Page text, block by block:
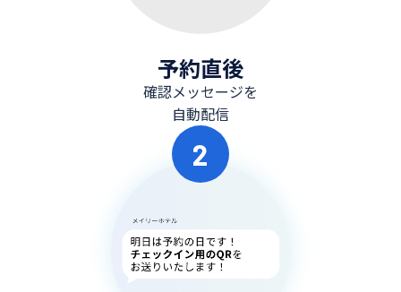
予約直後
確認メッセージを
自動配信
2